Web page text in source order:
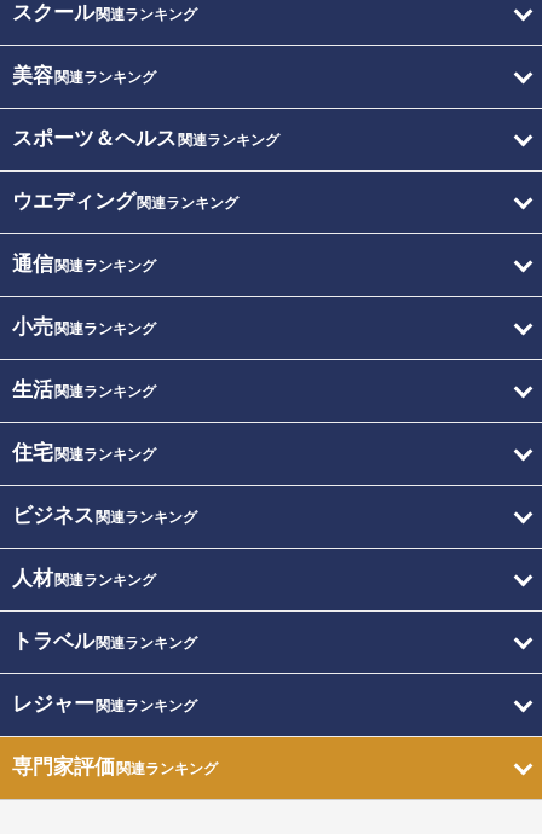
スクール関連ランキング
美容関連ランキング
スポーツ＆ヘルス 関連ランキング
ウエディング関連ランキング
通信関連ランキング
小売関連ランキング
生活関連ランキング
住宅関連ランキング
ビジネス 関連ランキング
人材関連ランキング
トラベル関連ランキング
レジャー関連ランキング
専門家評価関連ランキング